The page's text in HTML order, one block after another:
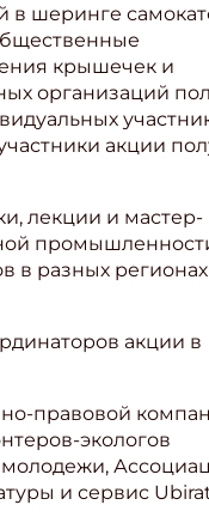
в шеринге
крышечек и
организаций
акции
лекции и мастер-
в разных регионах
акции в
правовой
экологов
и сервис